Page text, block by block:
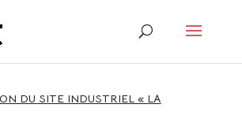
DU SITE INDUSTRIEL « LA